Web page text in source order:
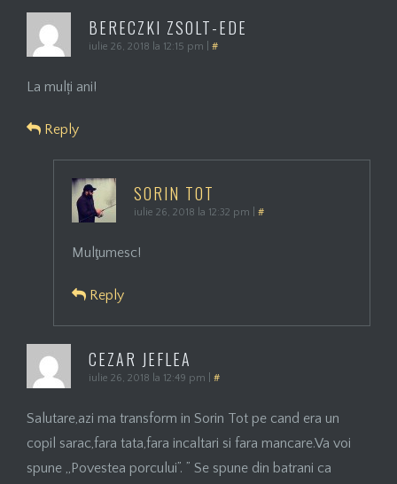
BERECZKI ZSOLT-EDE
iulie 26, 2018 la 12:15 pm #
La mulți ani!
Reply
SORIN TOT
iulie 26, 2018 la 12:32 pm #
Mulţumesc!
Reply
CEZAR JEFLEA
iulie 26, 2018 la 12:49 pm #
Salutare,azi ma transform in Sorin Tot pe cand era un
copil sarac,fara tata,fara incaltari si fara mancare.Va voi
spune „Povestea porcului”. ” Se spune din batrani ca